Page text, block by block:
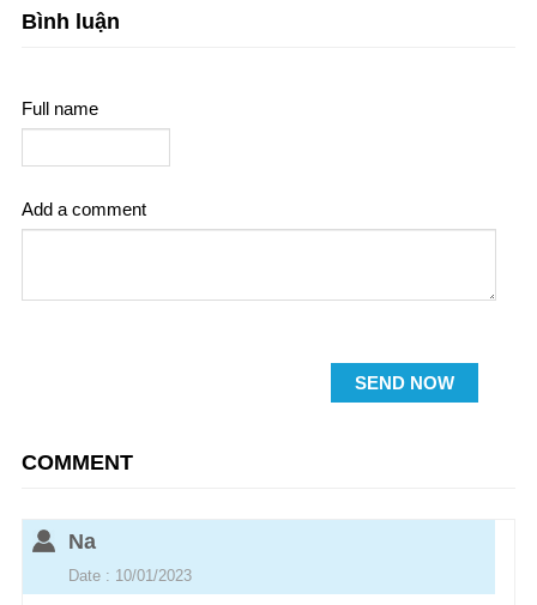
Bình luận
Full name
Add a comment
SEND NOW
COMMENT
Na
Date : 10/01/2023